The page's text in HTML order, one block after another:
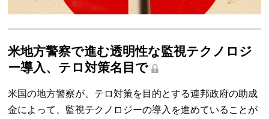
米地方警察で進む透明性な監視テクノロジ
ー導入、テロ対策名目で
米国の地方警察が、テロ対策を目的とする連邦政府の助成
金によって、監視テクノロジーの導入を進めていることが